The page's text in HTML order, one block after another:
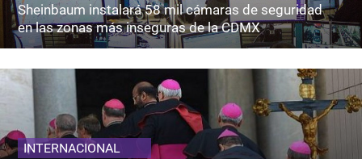
Sheinbaum instalará 58 mil cámaras de seguridad
en las zonas más inseguras de la CDMX
INTERNACIONAL